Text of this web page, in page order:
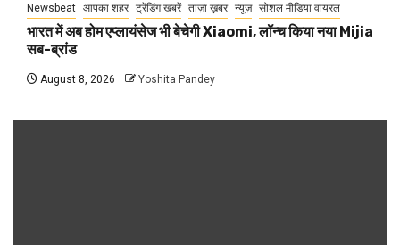
Newsbeat आपका शहर ट्रेंडिंग खबरें ताज़ा ख़बर न्यूज़ सोशल मीडिया वायरल
भारत में अब होम एप्लायंसेज भी बेचेगी Xiaomi, लॉन्च किया नया Mijia
सब-ब्रांड
August 8, 2026 Yoshita Pandey